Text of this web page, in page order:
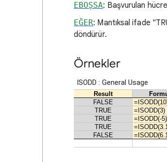
EBOŞSA: Başvurulan
EĞER: Mantıksal ifade
döndürür.
Örnekler